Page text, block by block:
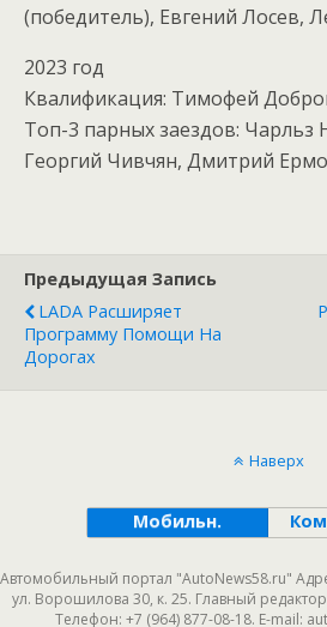
(победитель), Евгений Лосев,
2023 год
Квалификация: Тимофей
Топ-3 парных заездов: Чарльз
Георгий Чивчян, Дмитрий
Предыдущая Запись
LADA Расширяет
Программу Помощи На
Дорогах
Наверх
Мобильн.
Автомобильный портал "AutoNews58.ru"
ул. Ворошилова 30, к. 25. Главный
Телефон: +7 (964) 877-08-18. E-mail: